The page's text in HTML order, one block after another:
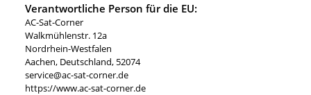
Verantwortliche Person für die EU:
AC-Sat-Corner
Walkmühlenstr. 12a
Nordrhein-Westfalen
Aachen, Deutschland, 52074
service@ac-sat-corner.de
https://www.ac-sat-corner.de